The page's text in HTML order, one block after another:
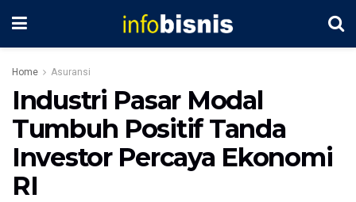
Home Asuransi
Industri Pasar Modal
Tumbuh Positif Tanda
Investor Percaya Ekonomi
RI